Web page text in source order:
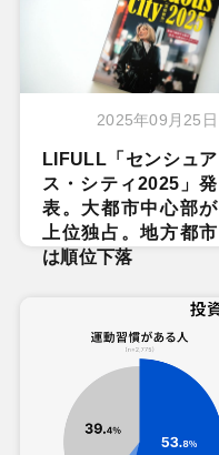
2025年09月25日
LIFULL「センシュア
ス・シティ2025」発
表。大都市中心部が
上位独占。地方都市
は順位下落